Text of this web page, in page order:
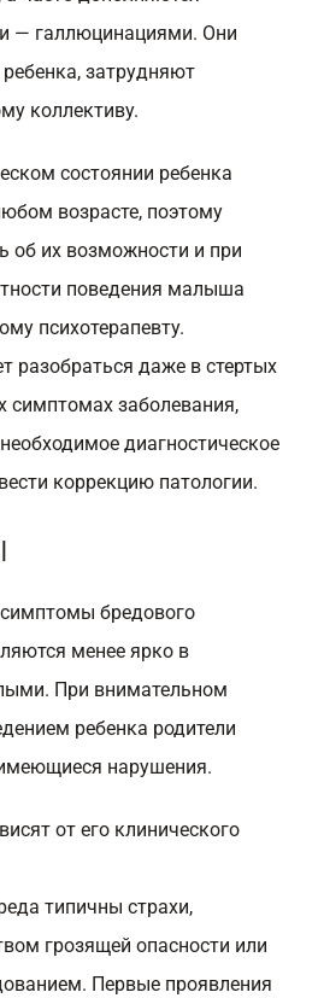
— галлюцинациями. Они
затрудняют
коллективу.
состоянии ребенка
возрасте, поэтому
об их возможности и при
поведения малыша
психотерапевту.
разобраться даже в стертых
симптомах заболевания,
диагностическое
коррекцию патологии.
бредового
менее ярко в
При внимательном
ребенка родители
нарушения.
от его клинического
типичны страхи,
грозящей опасности или
Первые проявления